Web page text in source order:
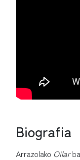
Biografia
Arrazolako Oilar